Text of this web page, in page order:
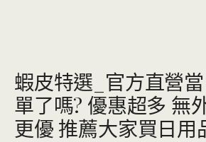
蝦皮特選_官方直營
單了嗎? 優惠超多 無
更優 推薦大家買日用